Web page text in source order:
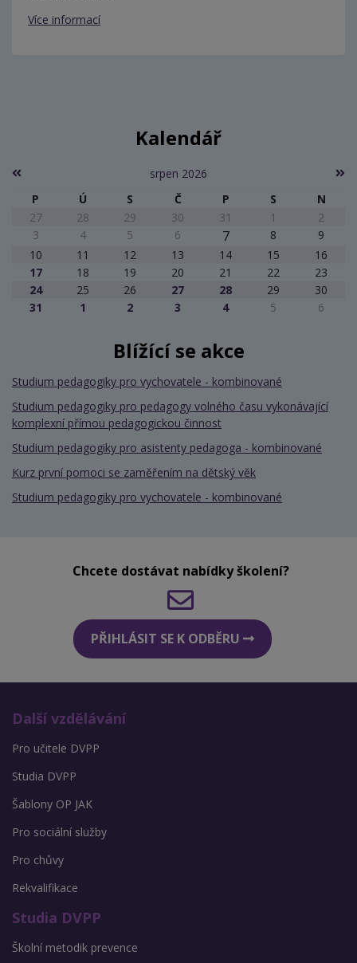
Více informací
Kalendář
srpen 2026
P
Ú S Č P S
N
27
28 29 30 31 1
2
3
4 5 6 7 8
9
10
11 12 13 14 15
16
17
18 19 20 21 22
23
24
25 26 27 28 29
30
31
1 2 3 4 5 6
Blížící se akce
Studium pedagogiky pro vychovatele - kombinované
Studium pedagogiky pro pedagogy volného času vykonávající
komplexní přímou pedagogickou činnost
Studium pedagogiky pro asistenty pedagoga - kombinované
Kurz první pomoci se zaměřením na dětský věk
Studium pedagogiky pro vychovatele - kombinované
Chcete dostávat nabídky školení?
PŘIHLÁSIT SE K ODBĚRU
Další vzdělávání
Pro učitele DVPP
Studia DVPP
Šablony OP JAK
Pro sociální služby
Pro chůvy
Rekvalifikace
Studia DVPP
Školní metodik prevence